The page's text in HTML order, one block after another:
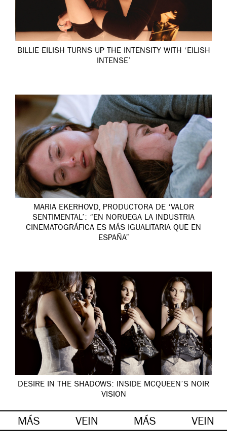
BILLIE EILISH TURNS UP THE INTENSITY WITH ‘EILISH
INTENSE’
MARIA EKERHOVD, PRODUCTORA DE ‘VALOR
SENTIMENTAL’: “EN NORUEGA LA INDUSTRIA
CINEMATOGRÁFICA ES MÁS IGUALITARIA QUE EN
ESPAÑA”
DESIRE IN THE SHADOWS: INSIDE MCQUEEN’S NOIR
VISION
MÁS VEIN MÁS VEIN